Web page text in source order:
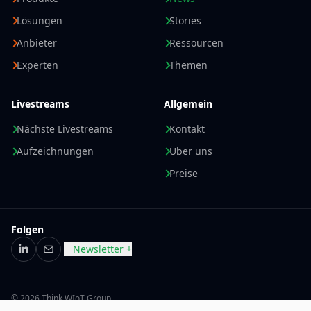
Lösungen
Anbieter
Experten
Stories
Ressourcen
Themen
Livestreams
Nächste Livestreams
Aufzeichnungen
Allgemein
Kontakt
Über uns
Preise
Folgen
LinkedIn
E-MailNewsletter +
© 2026 Think WIoT Group